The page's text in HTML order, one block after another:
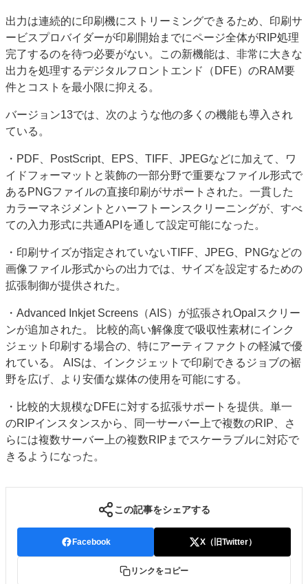
出力は連続的に印刷機にストリーミングできるため、印刷サ
ービスプロバイダーが印刷開始までにページ全体がRIP処理
完了するのを待つ必要がない。この新機能は、非常に大きな
出力を処理するデジタルフロントエンド（DFE）のRAM要
件とコストを最小限に抑える。
バージョン13では、次のような他の多くの機能も導入され
ている。
・PDF、PostScript、EPS、TIFF、JPEGなどに加えて、ワ
イドフォーマットと装飾の一部分野で重要なファイル形式で
あるPNGファイルの直接印刷がサポートされた。一貫した
カラーマネジメントとハーフトーンスクリーニングが、すべ
ての入力形式に共通APIを通して設定可能になった。
・印刷サイズが指定されていないTIFF、JPEG、PNGなどの
画像ファイル形式からの出力では、サイズを設定するための
拡張制御が提供された。
・Advanced Inkjet Screens（AIS）が拡張されOpalスクリー
ンが追加された。 比較的高い解像度で吸収性素材にインク
ジェット印刷する場合の、特にアーティファクトの軽減で優
れている。 AISは、インクジェットで印刷できるジョブの裾
野を広げ、より安価な媒体の使用を可能にする。
・比較的大規模なDFEに対する拡張サポートを提供。単一
のRIPインスタンスから、同一サーバー上で複数のRIP、さ
らには複数サーバー上の複数RIPまでスケーラブルに対応で
きるようになった。
この記事をシェアする
Facebook X（旧Twitter）
リンクをコピー